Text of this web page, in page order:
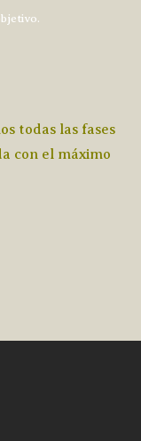
todas las fases
con el máximo